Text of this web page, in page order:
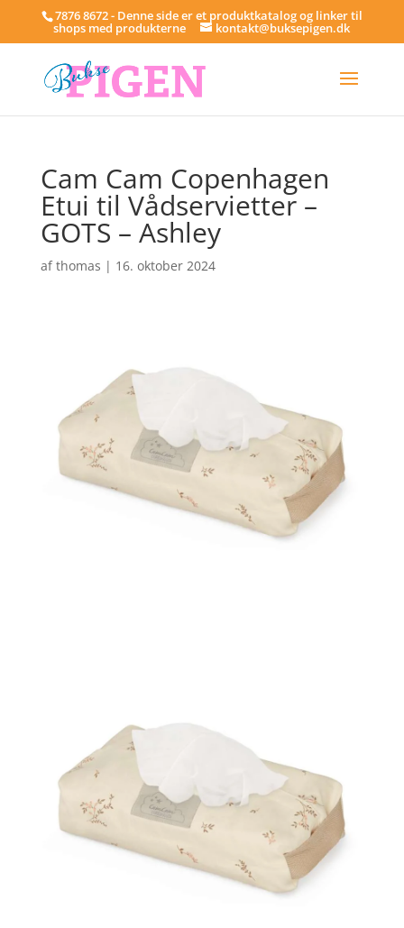
7876 8672 - Denne side er et produktkatalog og linker til
shops med produkterne kontakt@buksepigen.dk
Cam Cam Copenhagen
Etui til Vådservietter –
GOTS – Ashley
afthomas | 16. oktober 2024